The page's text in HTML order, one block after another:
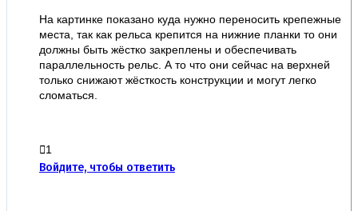
На картинке показано куда нужно переносить крепежные
места, так как рельса крепится на нижние планки то они
должны быть жёстко закреплены и обеспечивать
параллельность рельс. А то что они сейчас на верхней
только снижают жёсткость конструкции и могут легко
сломаться.
1
Войдите, чтобы ответить